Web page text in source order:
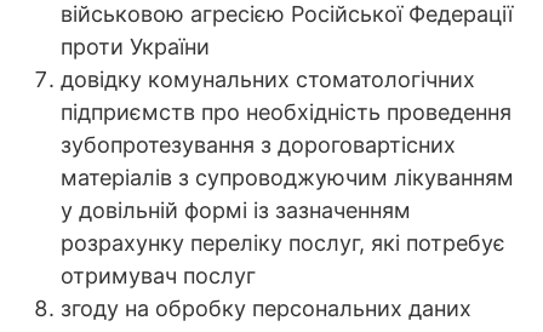
військовою агресією Російської Федерації
проти України
довідку комунальних стоматологічних
підприємств про необхідність проведення
зубопротезування з дороговартісних
матеріалів з супроводжуючим лікуванням
у довільній формі із зазначенням
розрахунку переліку послуг, які потребує
отримувач послуг
згоду на обробку персональних даних